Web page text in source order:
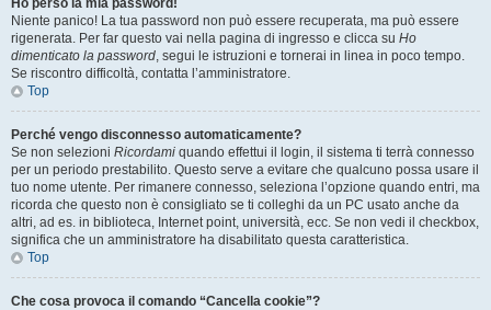
Ho perso la mia password!
Niente panico! La tua password non può essere recuperata, ma può essere
rigenerata. Per far questo vai nella pagina di ingresso e clicca su Ho
dimenticato la password, segui le istruzioni e tornerai in linea in poco tempo.
Se riscontro difficoltà, contatta l’amministratore.
Top
Perché vengo disconnesso automaticamente?
Se non selezioni Ricordami quando effettui il login, il sistema ti terrà connesso
per un periodo prestabilito. Questo serve a evitare che qualcuno possa usare il
tuo nome utente. Per rimanere connesso, seleziona l’opzione quando entri, ma
ricorda che questo non è consigliato se ti colleghi da un PC usato anche da
altri, ad es. in biblioteca, Internet point, università, ecc. Se non vedi il checkbox,
significa che un amministratore ha disabilitato questa caratteristica.
Top
Che cosa provoca il comando “Cancella cookie”?